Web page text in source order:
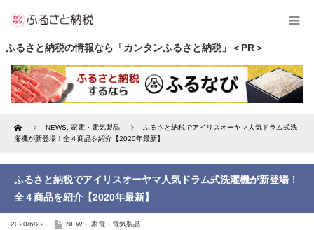
ふるさと納税の情報なら「カンタンふるさと納税」＜PR＞
Home NEWS 家電・電気製品
ふるさと納税でアイリスオーヤマ人気ドラム式洗
濯機が新登場！全４商品を紹介【2020年最新】
ふるさと納税でアイリスオーヤマ人気ドラム式洗濯機が新登場！
全４商品を紹介【2020年最新】
2020/6/22 NEWS 家電・電気製品